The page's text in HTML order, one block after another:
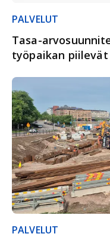
PALVELUT
Tasa-
työpaikan
PALVELUT